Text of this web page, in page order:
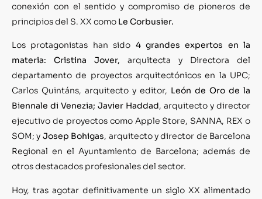
conexión con el sentido y compromiso de pioneros de
principios del S. XX como Le Corbusier.
Los protagonistas han sido 4 grandes expertos en la
materia: Cristina Jover, arquitecta y Directora del
departamento de proyectos arquitectónicos en la UPC;
Carlos Quintáns, arquitecto y editor, León de Oro de la
Biennale di Venezia; Javier Haddad, arquitecto y director
ejecutivo de proyectos como Apple Store, SANNA, REX o
SOM; y Josep Bohigas, arquitecto y director de Barcelona
Regional en el Ayuntamiento de Barcelona; además de
otros destacados profesionales del sector.
Hoy, tras agotar definitivamente un siglo XX alimentado